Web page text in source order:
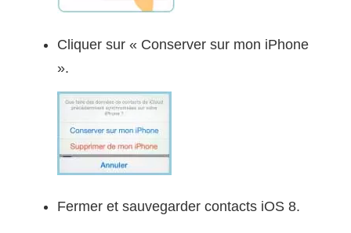
Cliquer sur « Conserver sur mon iPhone
».
Fermer et sauvegarder contacts iOS 8.